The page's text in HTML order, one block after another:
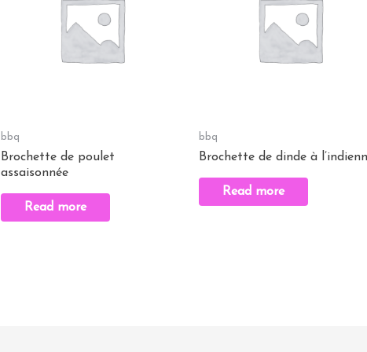
bbq
Brochette de poulet
assaisonnée
Read more
bbq
Brochette de dinde à
Read more